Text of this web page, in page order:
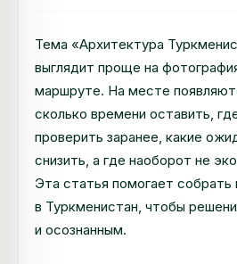
Тема «Архитектура
выглядит проще на
маршруте. На месте
сколько времени оставить,
проверить заранее, какие
снизить, а где наоборот не
Эта статья помогает собрать
в Туркменистан, чтобы
и осознанным.